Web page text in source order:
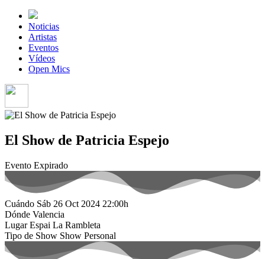
Noticias
Artistas
Eventos
Vídeos
Open Mics
El Show de Patricia Espejo
Evento Expirado
Cuándo Sáb 26 Oct 2024 22:00h
Dónde Valencia
LugarEspai La Rambleta
Tipo de Show Show Personal